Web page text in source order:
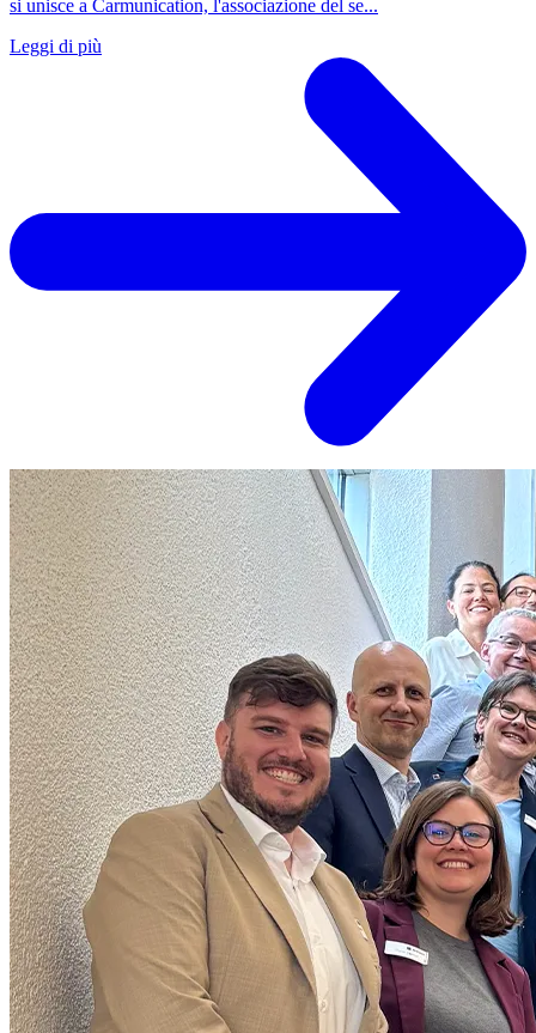
si unisce a Carmunication, l'associazione del se...
Leggi di più